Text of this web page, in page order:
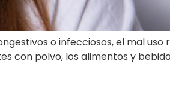
o infecciosos, el mal uso
con polvo, los alimentos y